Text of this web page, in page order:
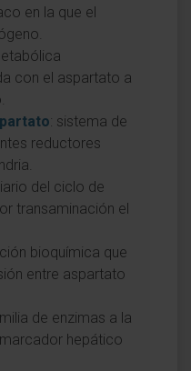
en la que el
con el aspartato a
: sistema de
reductores
del ciclo de
transaminación el
bioquímica que
entre aspartato
de enzimas a la
hepático